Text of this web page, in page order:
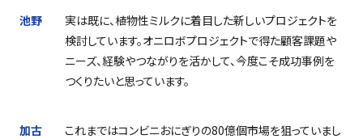
池野
実は既に、植物性ミルクに着目した新しいプロジェクトを
検討しています。オニロボプロジェクトで得た顧客課題や
ニーズ、経験やつながりを活かして、今度こそ成功事例を
つくりたいと思っています。
加古 これまではコンビニおにぎりの80億個市場を狙っていまし